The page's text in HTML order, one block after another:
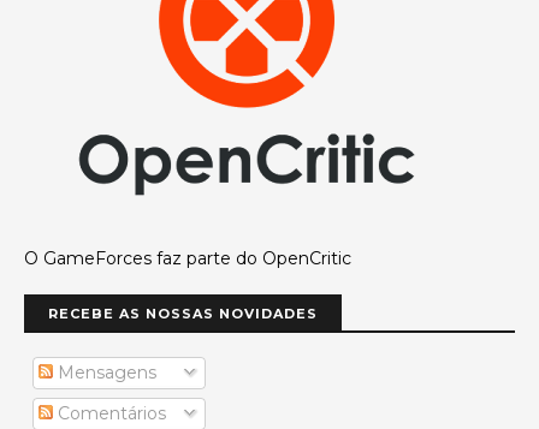
O GameForces faz parte do OpenCritic
RECEBE AS NOSSAS NOVIDADES
Mensagens
Comentários